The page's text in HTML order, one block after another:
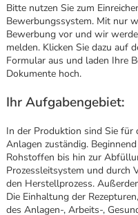
Bitte nutzen Sie zum
Bewerbungssystem. Mit nur
Bewerbung vor und wir
melden. Klicken Sie dazu auf
Formular aus und laden Ihre
Dokumente hoch.
Ihr Aufgabengebiet:
In der Produktion sind Sie für
Anlagen zuständig.
Rohstoffen bis hin zur
Prozessleitsystem und durch
den Herstellprozess.
Die Einhaltung der
des Anlagen-, Arbeits-,